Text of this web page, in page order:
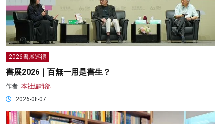
2026書展巡禮
書展2026｜百無一用是書生？
作者: 本社編輯部
2026-08-07